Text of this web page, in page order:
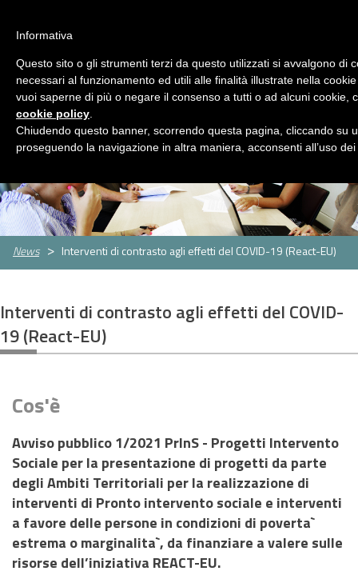
MENU
Servizi
News Interventi di contrasto agli effetti del COVID-19 (React-EU)
Interventi di contrasto agli effetti del COVID-
19 (React-EU)
Cos'è
Avviso pubblico 1/2021 PrInS - Progetti Intervento
Sociale per la presentazione di progetti da parte
degli Ambiti Territoriali per la realizzazione di
interventi di Pronto intervento sociale e interventi
a favore delle persone in condizioni di poverta`
estrema o marginalita`, da finanziare a valere sulle
risorse dell’iniziativa REACT-EU.
CHI
SIAMO
SERVIZI
Servizio
Sociale
Centro
per
le
famiglie
Strutture
per
anziani
Sportello
assistenti
famigliari
CONCORSI
E
GARE
Concorsi
gare
Concorsi
gare
AMMINISTRAZIONE
TRASPARENTE
PNRR
Cos'è
il
Progetti
PNRR
Allegati
NEWS
Informativa
Questo sito o gli strumenti terzi da questo utilizzati si avvalgono di
necessari al funzionamento ed utili alle finalità illustrate nella
vuoi saperne di più o negare il consenso a tutti o ad alcuni cookie,
cookie policy
Chiudendo questo banner, scorrendo questa pagina, cliccando su
proseguendo la navigazione in altra maniera, acconsenti all’uso